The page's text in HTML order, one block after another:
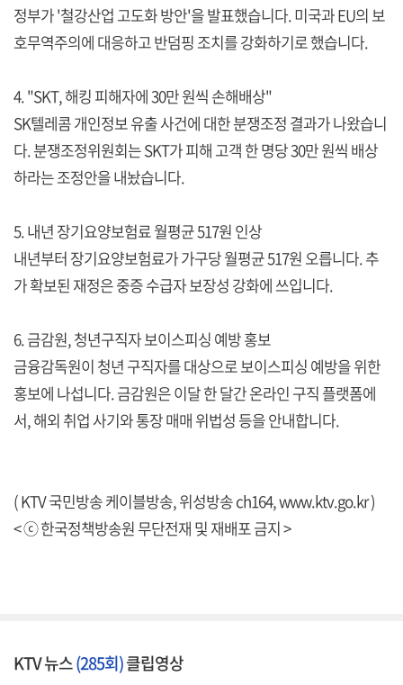
정부가 '철강산업 고도화 방안'을 발표했습니다. 미국과 EU의 보
호무역주의에 대응하고 반덤핑 조치를 강화하기로 했습니다.
4. "SKT, 해킹 피해자에 30만 원씩 손해배상"
SK텔레콤 개인정보 유출 사건에 대한 분쟁조정 결과가 나왔습니
다. 분쟁조정위원회는 SKT가 피해 고객 한 명당 30만 원씩 배상
하라는 조정안을 내놨습니다.
5. 내년 장기요양보험료 월평균 517원 인상
내년부터 장기요양보험료가 가구당 월평균 517원 오릅니다. 추
가 확보된 재정은 중증 수급자 보장성 강화에 쓰입니다.
6. 금감원, 청년구직자 보이스피싱 예방 홍보
금융감독원이 청년 구직자를 대상으로 보이스피싱 예방을 위한
홍보에 나섭니다. 금감원은 이달 한 달간 온라인 구직 플랫폼에
서, 해외 취업 사기와 통장 매매 위법성 등을 안내합니다.
( KTV 국민방송 케이블방송, 위성방송 ch164,www.ktv.go.kr)
< ⓒ 한국정책방송원 무단전재 및 재배포 금지 >
KTV 뉴스(285회)클립영상